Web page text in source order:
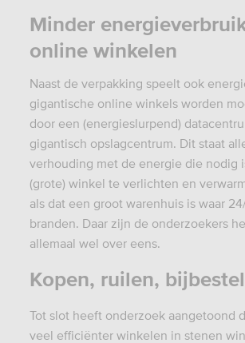
Minder
online winkelen
Naast de verpakking speelt ook
gigantische online winkels worden
door een (energieslurpend)
gigantisch opslagcentrum. Dit staat
verhouding met de energie die nodig
(grote) winkel te verlichten en
als dat een groot warenhuis is waar
branden. Daar zijn de onderzoekers
allemaal wel over eens.
Kopen, ruilen,
Tot slot heeft onderzoek aangetoond
veel efficiënter winkelen in stenen